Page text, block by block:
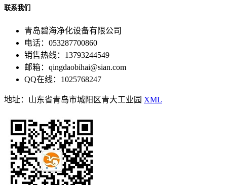
联系我们
青岛碧海净化设备有限公司
电话：053287700860
销售热线：13793244549
邮箱：qingdaobihai@sian.com
QQ在线：1025768247
地址：山东省青岛市城阳区青大工业园 XML